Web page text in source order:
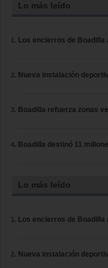
Lo más leído
Los encierros de
Nueva instalación
Boadilla refuerza zonas
Boadilla destinó 11
Lo más leído
Los encierros de
Nueva instalación